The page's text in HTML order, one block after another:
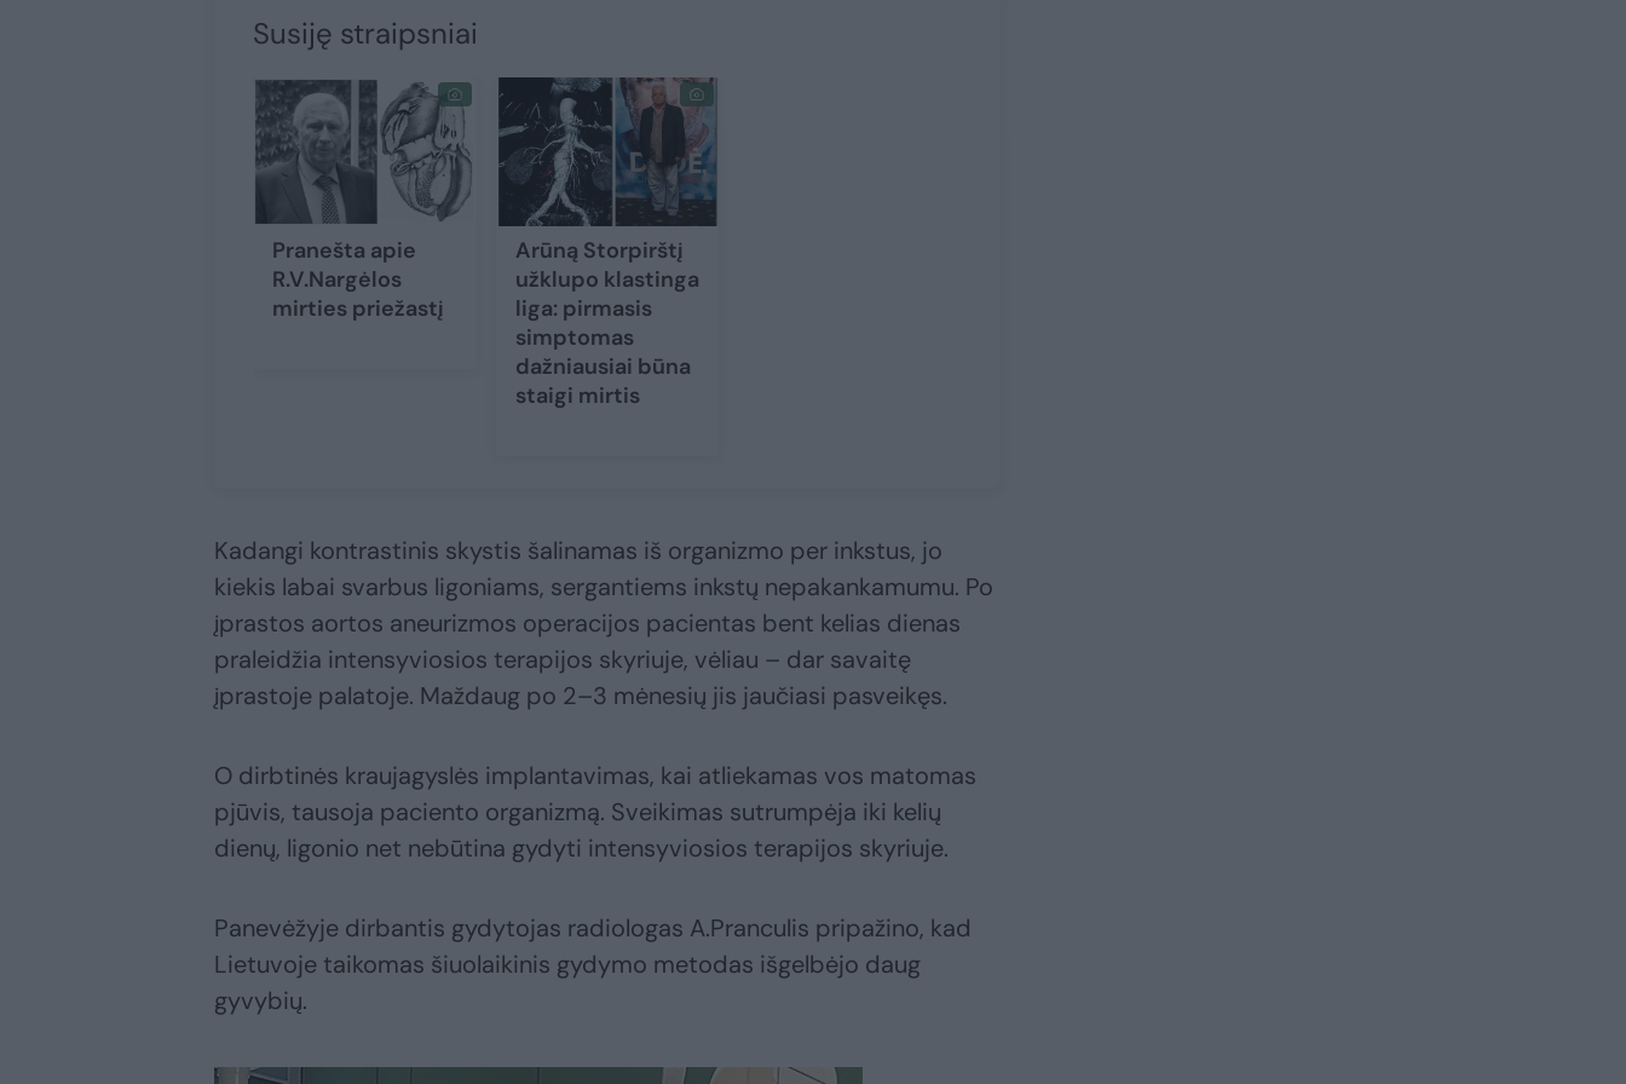
Susiję straipsniai
Pranešta apie
R.V.Nargėlos
mirties priežastį
Arūną Storpirštį
užklupo klastinga
liga: pirmasis
simptomas
dažniausiai būna
staigi mirtis
Kadangi kontrastinis skystis šalinamas iš organizmo per inkstus, jo
kiekis labai svarbus ligoniams, sergantiems inkstų nepakankamumu. Po
įprastos aortos aneurizmos operacijos pacientas bent kelias dienas
praleidžia intensyviosios terapijos skyriuje, vėliau – dar savaitę
įprastoje palatoje. Maždaug po 2–3 mėnesių jis jaučiasi pasveikęs.
O dirbtinės kraujagyslės implantavimas, kai atliekamas vos matomas
pjūvis, tausoja paciento organizmą. Sveikimas sutrumpėja iki kelių
dienų, ligonio net nebūtina gydyti intensyviosios terapijos skyriuje.
Panevėžyje dirbantis gydytojas radiologas A.Pranculis pripažino, kad
Lietuvoje taikomas šiuolaikinis gydymo metodas išgelbėjo daug
gyvybių.